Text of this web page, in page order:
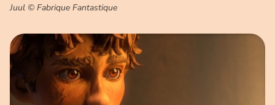
Juul © Fabrique Fantastique